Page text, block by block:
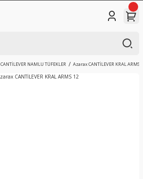
CANTİLEVER NAMLU TÜFEKLER Azarax CANTİLEVER KRAL ARMS